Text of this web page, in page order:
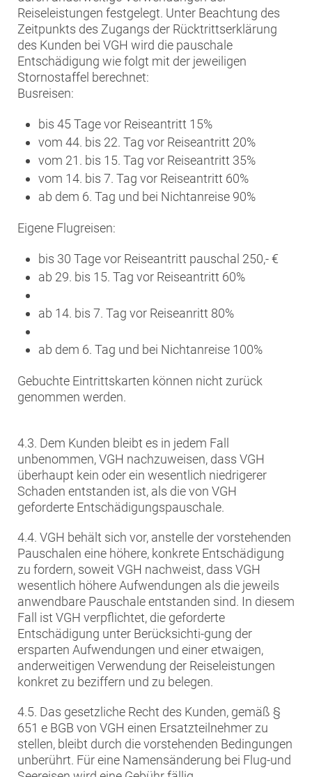
Reiseleistungen festgelegt. Unter Beachtung des
Zeitpunkts des Zugangs der Rücktrittserklärung
des Kunden bei VGH wird die pauschale
Entschädigung wie folgt mit der jeweiligen
Stornostaffel berechnet:
Busreisen:
bis 45 Tage vor Reiseantritt 15%
vom 44. bis 22. Tag vor Reiseantritt 20%
vom 21. bis 15. Tag vor Reiseantritt 35%
vom 14. bis 7. Tag vor Reiseantritt 60%
ab dem 6. Tag und bei Nichtanreise 90%
Eigene Flugreisen:
bis 30 Tage vor Reiseantritt pauschal 250,- €
ab 29. bis 15. Tag vor Reiseantritt 60%
ab 14. bis 7. Tag vor Reiseanritt 80%
ab dem 6. Tag und bei Nichtanreise 100%
Gebuchte Eintrittskarten können nicht zurück
genommen werden.
4.3. Dem Kunden bleibt es in jedem Fall
unbenommen, VGH nachzuweisen, dass VGH
überhaupt kein oder ein wesentlich niedrigerer
Schaden entstanden ist, als die von VGH
geforderte Entschädigungspauschale.
4.4. VGH behält sich vor, anstelle der vorstehenden
Pauschalen eine höhere, konkrete Entschädigung
zu fordern, soweit VGH nachweist, dass VGH
wesentlich höhere Aufwendungen als die jeweils
anwendbare Pauschale entstanden sind. In diesem
Fall ist VGH verpflichtet, die geforderte
Entschädigung unter Berücksichti-gung der
ersparten Aufwendungen und einer etwaigen,
anderweitigen Verwendung der Reiseleistungen
konkret zu beziffern und zu belegen.
4.5. Das gesetzliche Recht des Kunden, gemäß §
651 e BGB von VGH einen Ersatzteilnehmer zu
stellen, bleibt durch die vorstehenden Bedingungen
unberührt. Für eine Namensänderung bei Flug-und